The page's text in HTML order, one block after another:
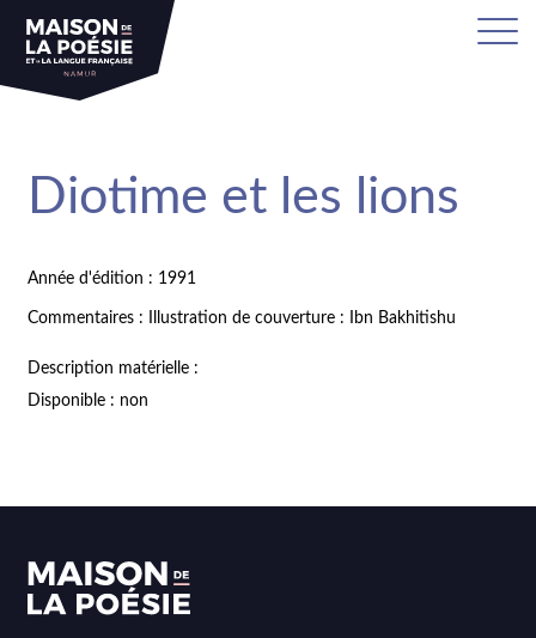
Diotime et les lions
Année d'édition : 1991
Commentaires : Illustration de couverture : Ibn Bakhitishu
Description matérielle :
Disponible : non